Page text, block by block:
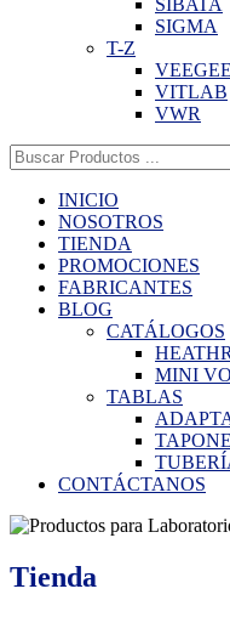
SIBATA
SIGMA
T-Z
VEEGEE
VITLAB
VWR
Buscar:
INICIO
NOSOTROS
TIENDA
PROMOCIONES
FABRICANTES
BLOG
CATÁLOGOS
MINI
TABLAS
CONTÁCTANOS
Tienda